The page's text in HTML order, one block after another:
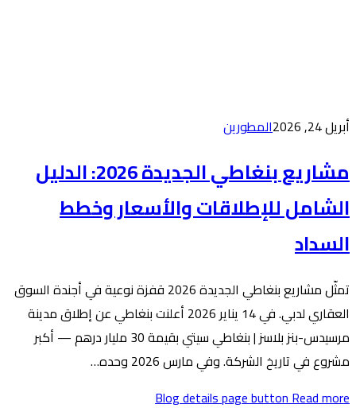
مشاريع بنغاطي الجديدة 2026: الدليل
والأسعار وخطط
تمثّل مشاريع بنغاطي الجديدة 2026 قفزة نوعية في أجندة السوق
العقاري لدبي. في 14 يناير 2026 أعلنت بنغاطي عن إطلاق مدينة
مرسيدس-بنز بلاسز | بنغاطي سيتي بقيمة 30 مليار درهم — أكبر
وحده…
Blog